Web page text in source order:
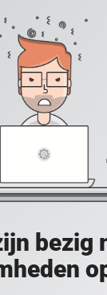
bezig